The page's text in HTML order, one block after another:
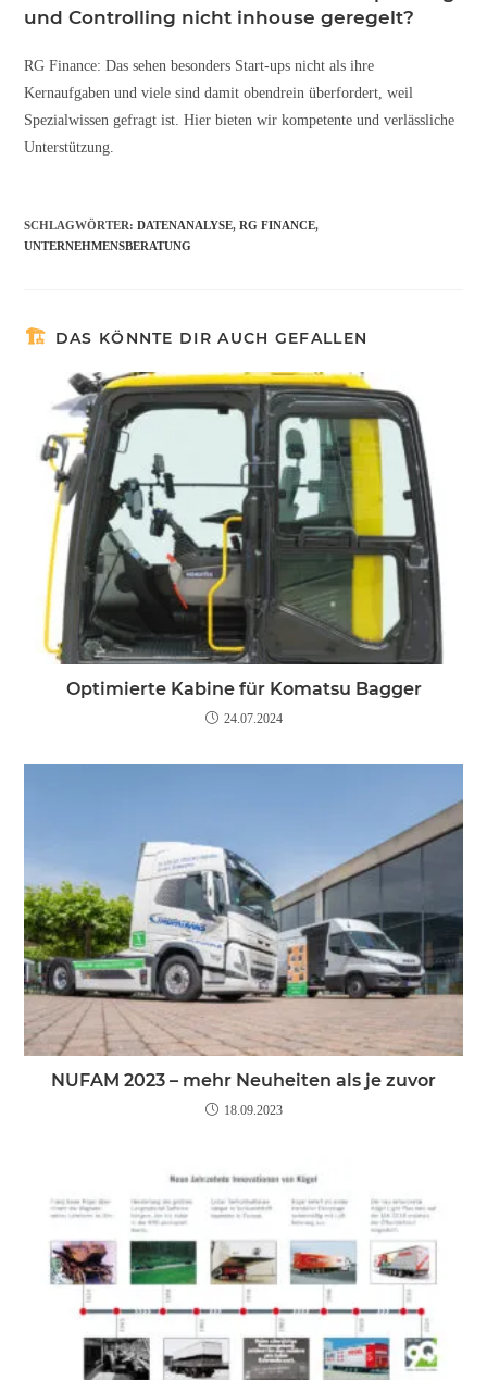
und Controlling nicht inhouse geregelt?
RG Finance: Das sehen besonders Start-ups nicht als ihre
Kernaufgaben und viele sind damit obendrein überfordert, weil
Spezialwissen gefragt ist. Hier bieten wir kompetente und verlässliche
Unterstützung.
SCHLAGWÖRTER:DATENANALYSE, RG FINANCE,
UNTERNEHMENSBERATUNG
DAS KÖNNTE DIR AUCH GEFALLEN
Optimierte Kabine für Komatsu Bagger
24.07.2024
NUFAM 2023 – mehr Neuheiten als je zuvor
18.09.2023